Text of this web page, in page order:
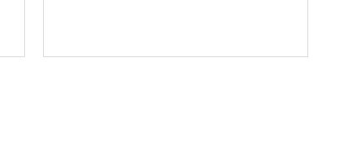
610L-BH81MA